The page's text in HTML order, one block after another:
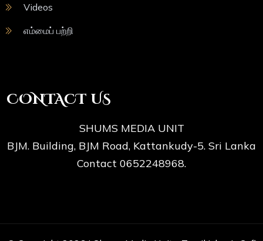
Videos
எம்மைப் பற்றி
CONTACT US
SHUMS MEDIA UNIT
BJM. Building, BJM Road, Kattankudy-5. Sri Lanka
Contact 0652248968.